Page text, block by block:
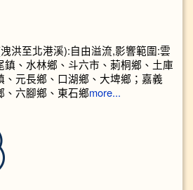
洪至北港溪):自由溢流,影響範圍:雲
鎮、水林鄉、斗六市、莿桐鄉、土庫
、元長鄉、口湖鄉、大埤鄉；嘉義
、六腳鄉、東石鄉more...